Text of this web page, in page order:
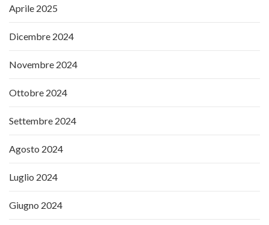
Aprile 2025
Dicembre 2024
Novembre 2024
Ottobre 2024
Settembre 2024
Agosto 2024
Luglio 2024
Giugno 2024